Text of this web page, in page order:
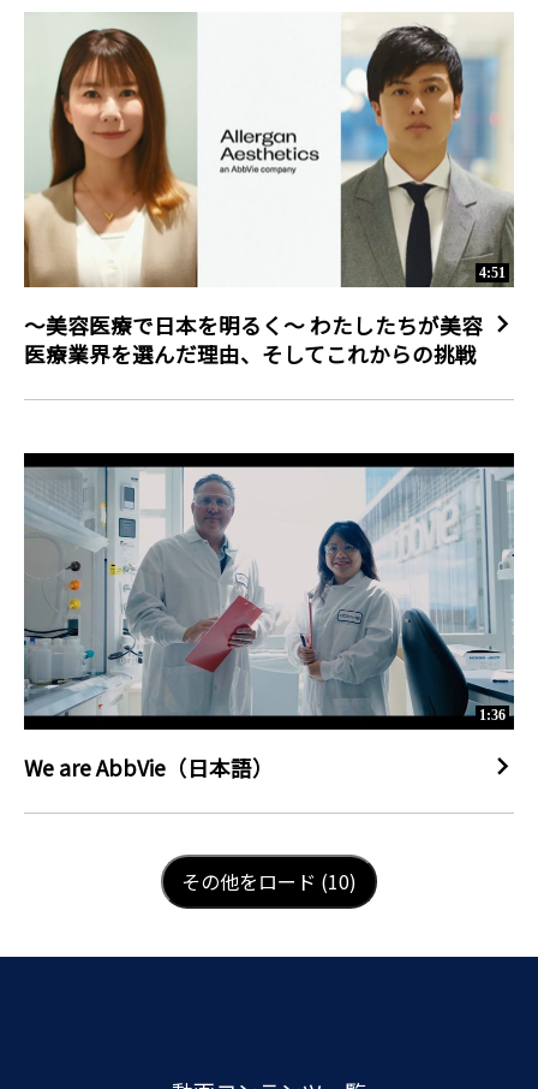
4:51
～美容医療で日本を明るく～ わたしたちが美容
医療業界を選んだ理由、そしてこれからの挑戦
1:36
We are AbbVie（日本語）
LOAD NEXT PAGE
その他をロード (10)